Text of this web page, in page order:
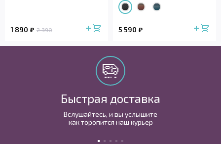
1 890 2 390 5 590
Быстрая доставка
Вслушайтесь, и вы услышите
как торопится наш курьер